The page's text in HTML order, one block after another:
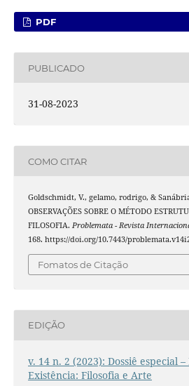
PDF
PUBLICADO
31-08-2023
COMO CITAR
Goldschmidt, V., gelamo, rodrigo, &
OBSERVAÇÕES SOBRE O MÉTODO
FILOSOFIA. Problemata - Revista
168. https://doi.org/10.7443/
Fomatos de Citação
EDIÇÃO
v. 14 n. 2 (2023): Dossiê especial –
Existência: Filosofia e Arte